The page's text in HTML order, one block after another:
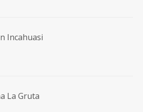
Incahuasi
La Gruta